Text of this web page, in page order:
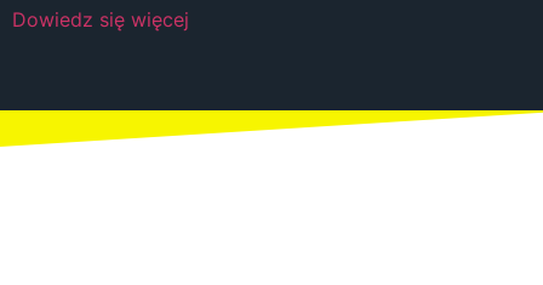
Dowiedz się więcej